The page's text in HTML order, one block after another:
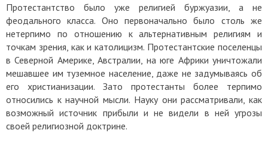
Протестантство было уже религией буржуазии, а не
феодального класса. Оно первоначально было столь же
нетерпимо по отношению к альтернативным религиям и
точкам зрения, как и католицизм. Протестантские поселенцы
в Северной Америке, Австралии, на юге Африки уничтожали
мешавшее им туземное население, даже не задумываясь об
его христианизации. Зато протестанты более терпимо
относились к научной мысли. Науку они рассматривали, как
возможный источник прибыли и не видели в ней угрозы
своей религиозной доктрине.